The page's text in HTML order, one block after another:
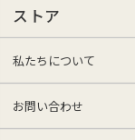
ストア
私たちについて
お問い合わせ